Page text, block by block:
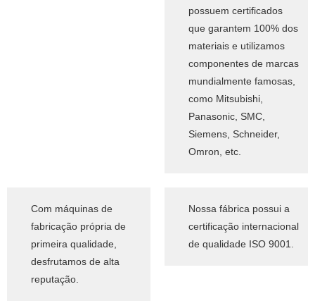
possuem certificados
que garantem 100% dos
materiais e utilizamos
componentes de marcas
mundialmente famosas,
como Mitsubishi,
Panasonic, SMC,
Siemens, Schneider,
Omron, etc.
Com máquinas de
fabricação própria de
primeira qualidade,
desfrutamos de alta
reputação.
Nossa fábrica possui a
certificação internacional
de qualidade ISO 9001.